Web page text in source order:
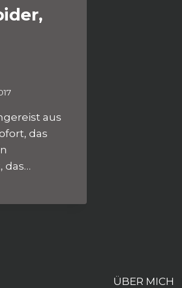
aus
das
das…
ÜBER MICH